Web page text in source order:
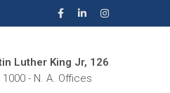
Luther King Jr, 126
- N. A. Offices